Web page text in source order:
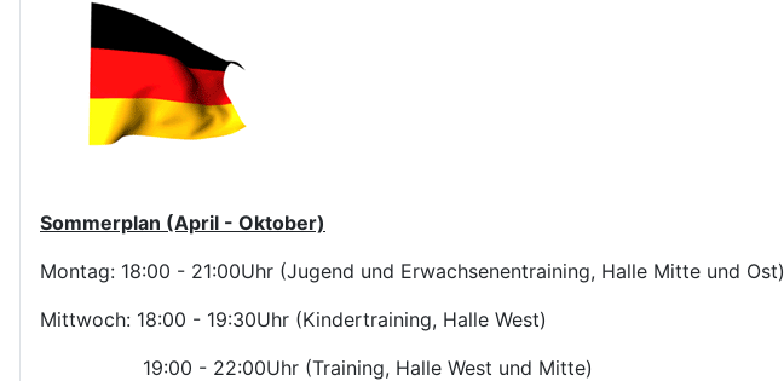
Sommerplan (April - Oktober)
Montag: 18:00 - 21:00Uhr (Jugend und Erwachsenentraining, Halle Mitte und Ost)
Mittwoch: 18:00 - 19:30Uhr (Kindertraining, Halle West)
19:00 - 22:00Uhr (Training, Halle West und Mitte)